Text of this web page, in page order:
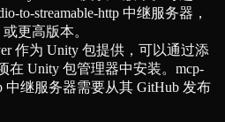
to-streamable-http 中继服务器，
更高版本。
作为 Unity 包提供，可以通过添
在 Unity 包管理器中安装。mcp-
中继服务器需要从其 GitHub 发布